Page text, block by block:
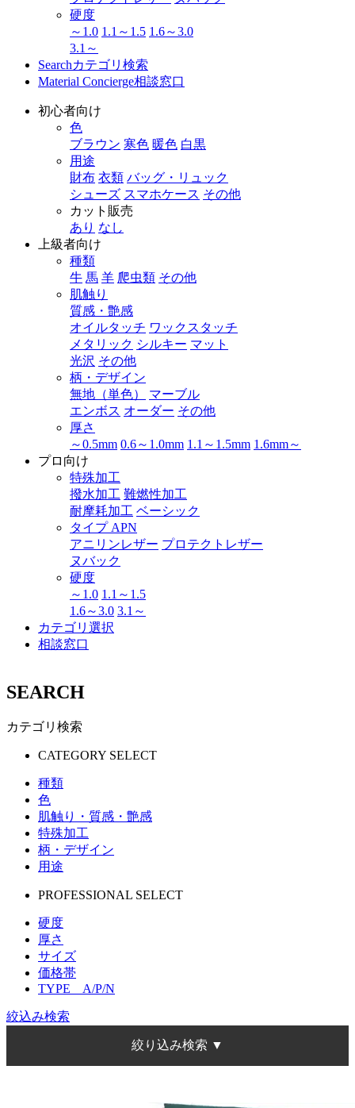
硬度
～1.0 1.1～1.5 1.6～3.0
3.1～
Searchカテゴリ検索
Material Concierge相談窓口
初心者向け
色
ブラウン 寒色 暖色 白黒
用途
財布 衣類 バッグ・リュック
シューズ スマホケース その他
カット販売
あり なし
上級者向け
種類
牛 馬 羊 爬虫類 その他
肌触り
質感・艶感
オイルタッチ ワックスタッチ
メタリック シルキー マット
光沢 その他
柄・デザイン
無地（単色）
マーブル
エンボス オーダー その他
厚さ
～0.5mm 0.6～1.0mm 1.1～1.5mm 1.6mm～
プロ向け
特殊加工
撥水加工 難燃性加工
耐摩耗加工 ベーシック
タイプ APN
アニリンレザー プロテクトレザー
ヌバック
硬度
～1.0 1.1～1.5
1.6～3.0 3.1～
カテゴリ選択
相談窓口
SEARCH
カテゴリ検索
CATEGORY SELECT
種類
色
肌触り・質感・艶感
特殊加工
柄・デザイン
用途
PROFESSIONAL SELECT
硬度
厚さ
サイズ
価格帯
TYPE A/P/N
絞込み検索
絞り込み検索 ▼